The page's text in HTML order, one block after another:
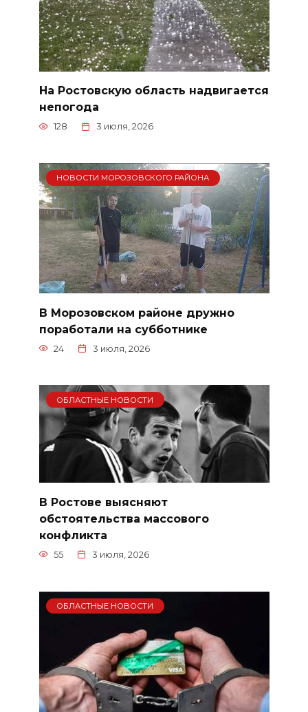
На Ростовскую область надвигается
непогода
128 3 июля, 2026
НОВОСТИ МОРОЗОВСКОГО РАЙОНА
В Морозовском районе дружно
поработали на субботнике
24 3 июля, 2026
ОБЛАСТНЫЕ НОВОСТИ
В Ростове выясняют
обстоятельства массового
конфликта
55 3 июля, 2026
ОБЛАСТНЫЕ НОВОСТИ